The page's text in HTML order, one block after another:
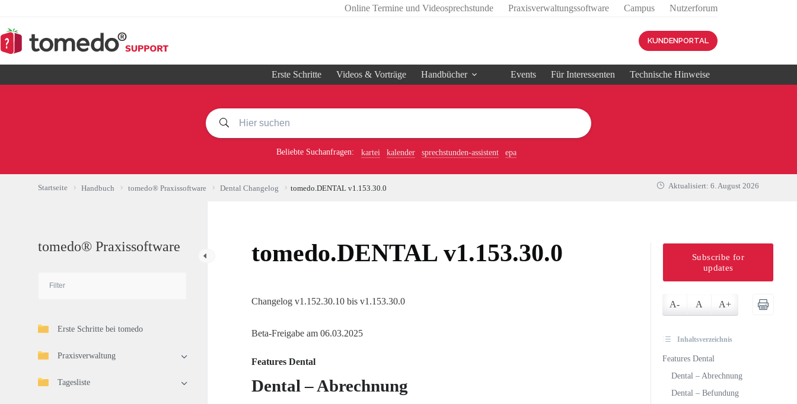
springen
Online Termine und Videosprechstunde Praxisverwaltungssoftware Campus Nutzerforum
KUNDENPORTAL
Erste Schritte Videos & Vorträge Handbücher Events Für Interessenten Technische Hinweise
Beliebte Suchanfragen: kartei kalender sprechstunden-assistent epa
Startseite Handbuch tomedo® Praxissoftware Dental Changelog tomedo.DENTAL v1.153.30.0 Aktualisiert: 6. August 2026
tomedo® Praxissoftware
Erste Schritte bei tomedo
Praxisverwaltung
Tagesliste
tomedo.DENTAL v1.153.30.0
Changelog v1.152.30.10 bis v1.153.30.0
Beta-Freigabe am 06.03.2025
Features Dental
Dental – Abrechnung
Subscribe for
updates
A- A A+
Inhaltsverzeichnis
Features Dental
Dental – Abrechnung
Dental – Befundung